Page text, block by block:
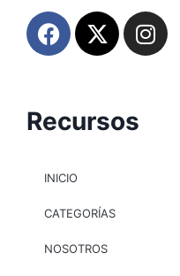
Recursos
INICIO
CATEGORÍAS
NOSOTROS